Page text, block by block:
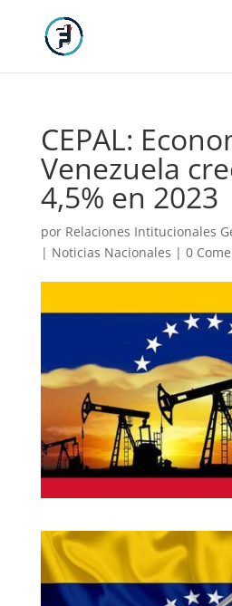
CEPAL:
Venezuela
4,5% en 2023
por Relaciones Intitucionales
| Noticias Nacionales | 0